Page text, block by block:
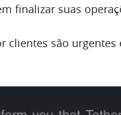
finalizar suas
clientes são